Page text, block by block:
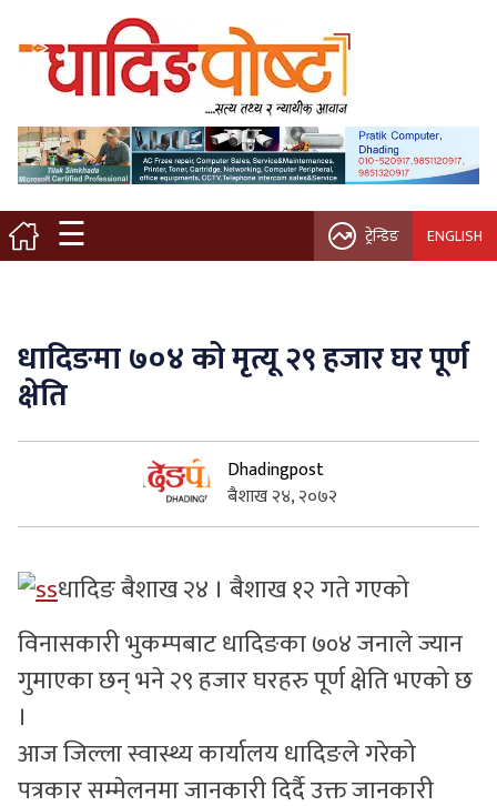
☰
मुख्य पृष्ठ
स्थानीय समाचार
विचार / ब्लग
नगर/गाउँ पालिका
कृषि/सहकारी
साहित्य / संस्कृति
सुचनाहरु
स्वास्थ्य
भिडियो
ट्रेन्डिङ ENGLISH
धादिङमा ७०४ को मृत्यू २९ हजार घर पूर्ण
क्षेति
Dhadingpost
बैशाख २४, २०७२
धादिङ बैशाख २४ । बैशाख १२ गते गएको
विनासकारी भुकम्पबाट धादिङका ७०४ जनाले ज्यान
गुमाएका छन् भने २९ हजार घरहरु पूर्ण क्षेति भएको छ
।
आज जिल्ला स्वास्थ्य कार्यालय धादिङले गरेको
पत्रकार सम्मेलनमा जानकारी दिर्दै उक्त जानकारी